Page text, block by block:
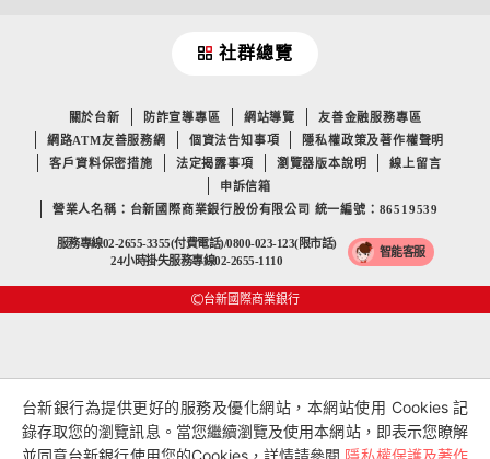
社群總覽
關於台新 防詐宣導專區 網站導覽
友善金融服務專區
網路ATM友善服務網
個資法告知事項
隱私權政策及著作權聲明
客戶資料保密措施
法定揭露事項 瀏覽器版本說明
線上留言
申訴信箱
營業人名稱：台新國際商業銀行股份有限公司 統一編號：86519539
服務專線02-2655-3355(付費電話)/0800-023-123(限市話)
24小時掛失服務專線02-2655-1110
智能客服
台新國際商業銀行
台新銀行為提供更好的服務及優化網站，本網站使用 Cookies 記
錄存取您的瀏覽訊息。當您繼續瀏覽及使用本網站，即表示您瞭解
並同意台新銀行使用您的Cookies，詳情請參閱 隱私權保護及著作